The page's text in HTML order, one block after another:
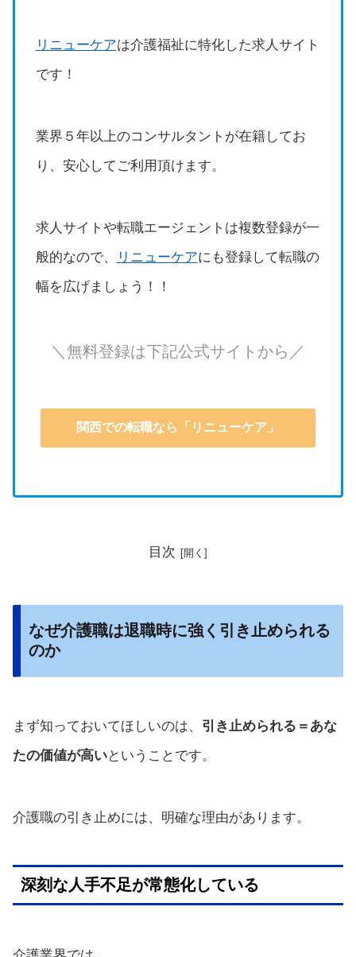
リニューケアは介護福祉に特化した求人サイト
です！
業界５年以上のコンサルタントが在籍してお
り、安心してご利用頂けます。
求人サイトや転職エージェントは複数登録が一
般的なので、
リニューケアにも登録して転職の
幅を広げましょう！！
＼無料登録は下記公式サイトから／
関西での転職なら「リニューケア」
目次
なぜ介護職は退職時に強く引き止められる
のか
まず知っておいてほしいのは、 引き止められる＝あな
たの価値が高いということです。
介護職の引き止めには、明確な理由があります。
深刻な人手不足が常態化している